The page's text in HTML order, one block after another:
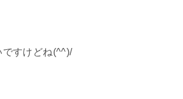
ですけどね(^^)/